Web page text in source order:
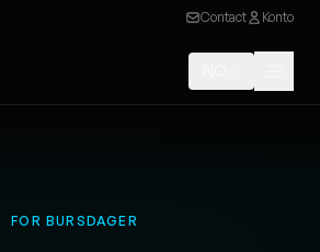
Contact Konto
FOR BURSDAGER